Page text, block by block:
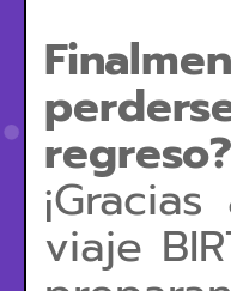
regreso?
viaje